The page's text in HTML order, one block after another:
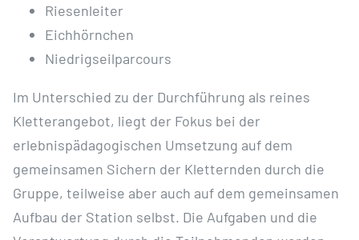
Riesenleiter
Eichhörnchen
Niedrigseilparcours
Im Unterschied zu der Durchführung als reines
Kletterangebot, liegt der Fokus bei der
erlebnispädagogischen Umsetzung auf dem
gemeinsamen Sichern der Kletternden durch die
Gruppe, teilweise aber auch auf dem gemeinsamen
Aufbau der Station selbst. Die Aufgaben und die